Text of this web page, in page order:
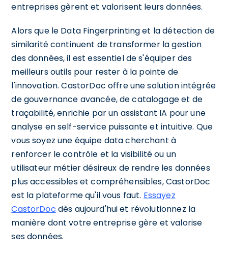
entreprises gèrent et valorisent leurs données.
Alors que le Data Fingerprinting et la détection de
similarité continuent de transformer la gestion
des données, il est essentiel de s'équiper des
meilleurs outils pour rester à la pointe de
l'innovation. CastorDoc offre une solution intégrée
de gouvernance avancée, de catalogage et de
traçabilité, enrichie par un assistant IA pour une
analyse en self-service puissante et intuitive. Que
vous soyez une équipe data cherchant à
renforcer le contrôle et la visibilité ou un
utilisateur métier désireux de rendre les données
plus accessibles et compréhensibles, CastorDoc
est la plateforme qu'il vous faut. Essayez
CastorDoc dès aujourd'hui et révolutionnez la
manière dont votre entreprise gère et valorise
ses données.